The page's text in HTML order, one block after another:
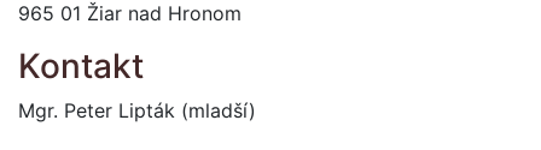
965 01 Žiar nad Hronom
Kontakt
Mgr. Peter Lipták (mladší)